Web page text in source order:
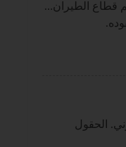
قطاع الطيران…
الحقول